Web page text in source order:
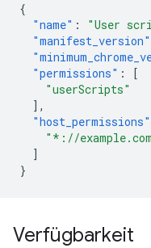
{
"name" : "User
"manifest_version"
"permissions" :
[
"userScripts"
],
"host_permissions"
"*://
]
}
Verfügbarkeit